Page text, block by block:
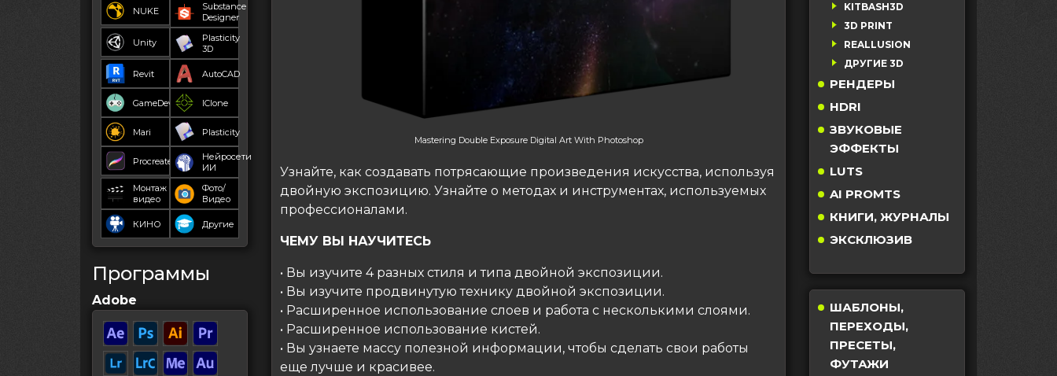
NUKE
Substance
Designer
Unity
Plasticity
3D
Revit AutoCAD
GameDev IClone
Mari Plasticity
Procreate
Нейросети
ИИ
Монтаж
видео
Фото/
Видео
КИНО Другие
Программы
Adobe
Mastering Double Exposure Digital Art With Photoshop
Узнайте, как создавать потрясающие произведения искусства, используя
двойную экспозицию. Узнайте о методах и инструментах, используемых
профессионалами.
ЧЕМУ ВЫ НАУЧИТЕСЬ
• Вы изучите 4 разных стиля и типа двойной экспозиции.
• Вы изучите продвинутую технику двойной экспозиции.
• Расширенное использование слоев и работа с несколькими слоями.
• Расширенное использование кистей.
• Вы узнаете массу полезной информации, чтобы сделать свои работы
еще лучше и красивее.
KITBASH3D
3D PRINT
REALLUSION
ДРУГИЕ 3D
РЕНДЕРЫ
HDRI
ЗВУКОВЫЕ
ЭФФЕКТЫ
LUTS
AI PROMTS
КНИГИ, ЖУРНАЛЫ
ЭКСКЛЮЗИВ
ШАБЛОНЫ,
ПЕРЕХОДЫ,
ПРЕСЕТЫ,
ФУТАЖИ